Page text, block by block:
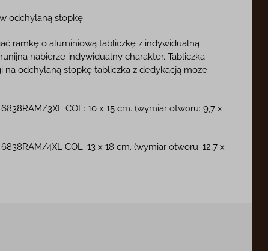
odchylaną stopkę.
ramkę o aluminiową tabliczkę z indywidualną
nabierze indywidualny charakter. Tabliczka
na odchylaną stopkę tabliczka z dedykacją może
3XL COL: 10 x 15 cm. (wymiar otworu: 9,7 x
4XL COL: 13 x 18 cm. (wymiar otworu: 12,7 x